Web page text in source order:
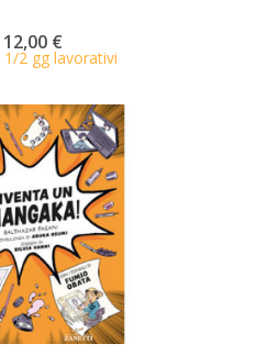
12,00 €
1/2 gg lavorativi